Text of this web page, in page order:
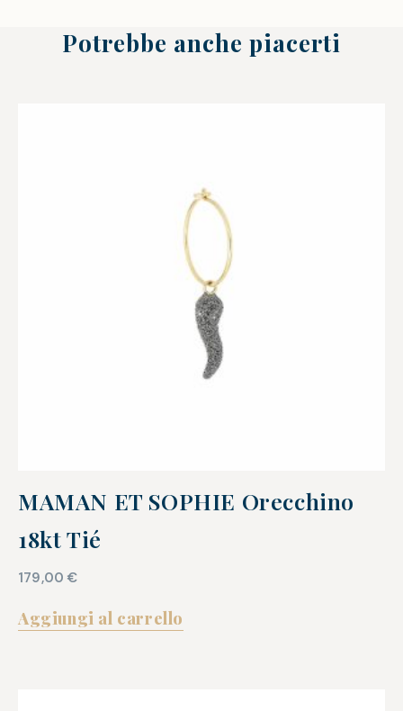
Potrebbe anche piacerti
MAMAN ET SOPHIE Orecchino
18kt Tié
179,00€
Aggiungi al carrello